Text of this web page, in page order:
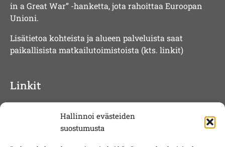
Hallinnoi evästeiden
suostumusta
in a Great War” -hanketta, jota rahoittaa Euroopan
Unioni.
Lisätietoa kohteista ja alueen palveluista saat
paikallisista matkailutoimistoista (kts. linkit)
Linkit
Visit Taivalkoski